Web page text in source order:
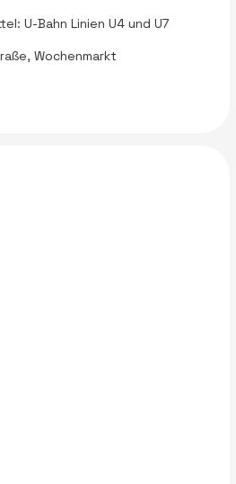
U-Bahn Linien U4 und U7
Wochenmarkt